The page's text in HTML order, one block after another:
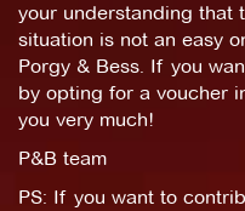
your understanding that
situation is not an easy
Porgy & Bess. If you
by opting for a voucher
you very much!
P&B team
PS: If you want to